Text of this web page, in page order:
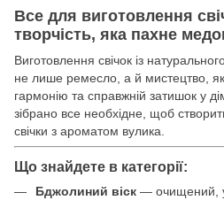
Все для виготовлення
творчість, яка пахне
Виготовлення свічок із
не лише ремесло, а й мистецтво,
гармонію та справжній затишок у
зібрано все необхідне, щоб
свічки з ароматом вулика.
Що знайдете в категорії:
Бджолиний віск — очищений,